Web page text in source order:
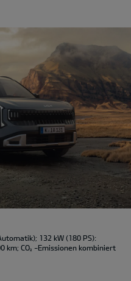
132 kW (180 PS):
km; CO2
-Emissionen kombiniert